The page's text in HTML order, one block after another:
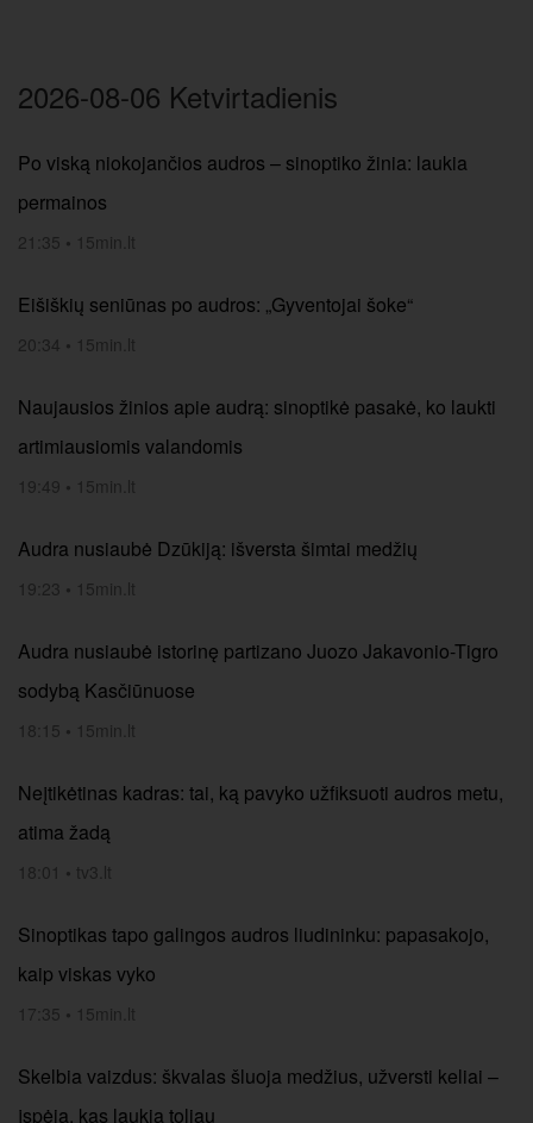
2026-08-06 Ketvirtadienis
Po viską niokojančios audros – sinoptiko žinia: laukia
permainos
21:35 • 15min.lt
Eišiškių seniūnas po audros: „Gyventojai šoke“
20:34 • 15min.lt
Naujausios žinios apie audrą: sinoptikė pasakė, ko laukti
artimiausiomis valandomis
19:49 • 15min.lt
Audra nusiaubė Dzūkiją: išversta šimtai medžių
19:23 • 15min.lt
Audra nusiaubė istorinę partizano Juozo Jakavonio-Tigro
sodybą Kasčiūnuose
18:15 • 15min.lt
Neįtikėtinas kadras: tai, ką pavyko užfiksuoti audros metu,
atima žadą
18:01 • tv3.lt
Sinoptikas tapo galingos audros liudininku: papasakojo,
kaip viskas vyko
17:35 • 15min.lt
Skelbia vaizdus: škvalas šluoja medžius, užversti keliai –
įspėja, kas laukia toliau